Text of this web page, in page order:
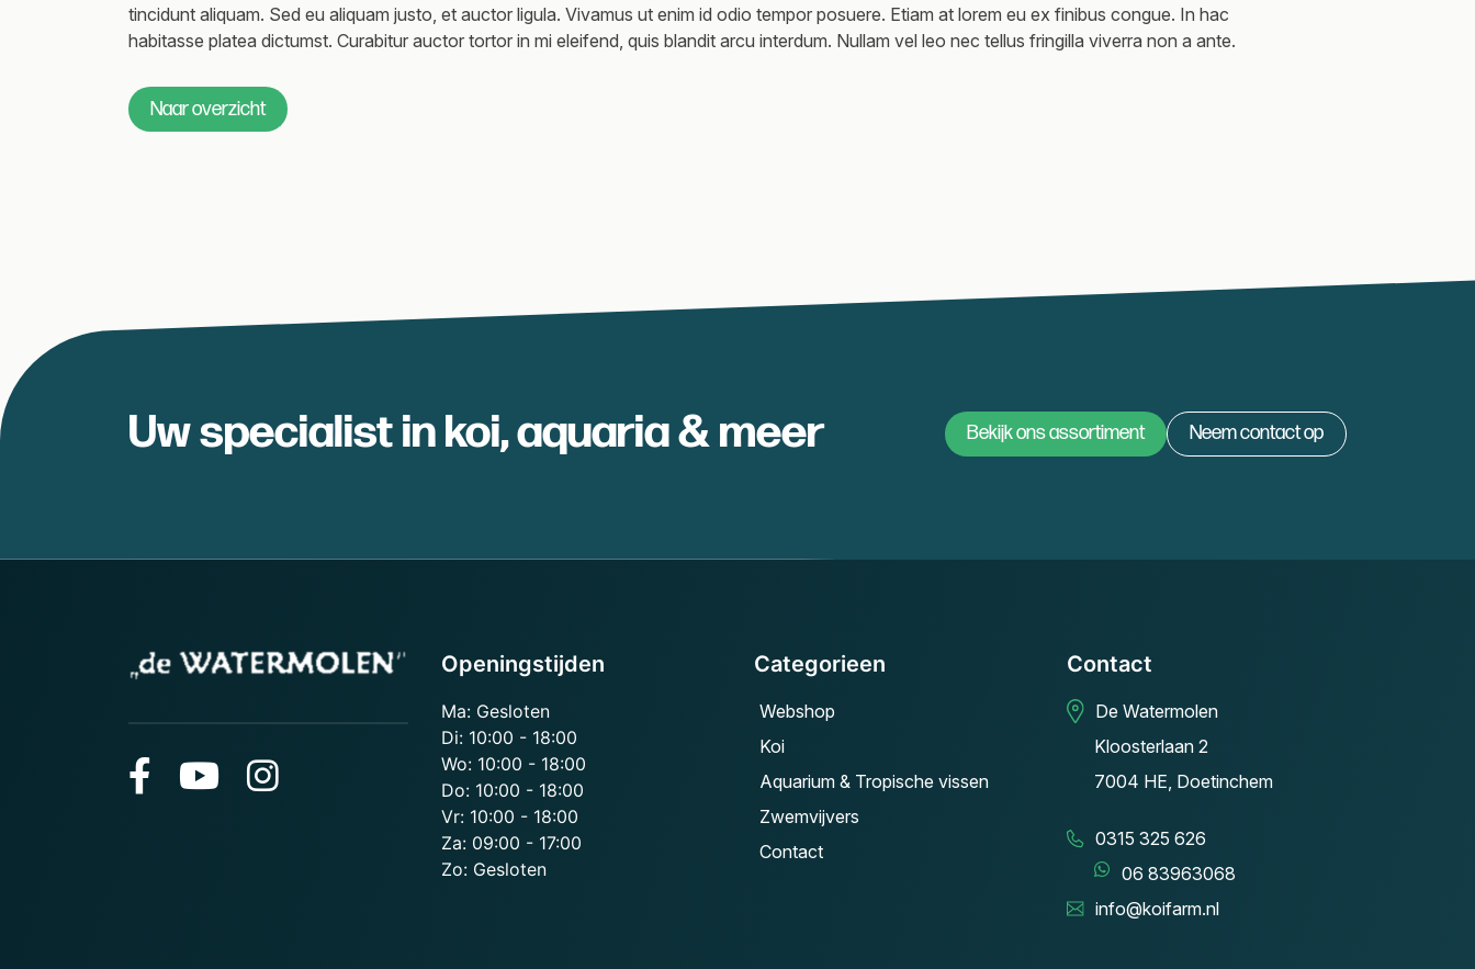
tincidunt aliquam. Sed eu aliquam justo, et auctor ligula. Vivamus ut enim id odio tempor posuere. Etiam at lorem eu ex finibus congue. In hac
habitasse platea dictumst. Curabitur auctor tortor in mi eleifend, quis blandit arcu interdum. Nullam vel leo nec tellus fringilla viverra non a ante.
Naar overzicht
Uw specialist in koi, aquaria & meer Bekijk ons assortiment Neem contact op
Openingstijden
Ma: Gesloten
Di: 10:00 - 18:00
Wo: 10:00 - 18:00
Do: 10:00 - 18:00
Vr: 10:00 - 18:00
Za: 09:00 - 17:00
Zo: Gesloten
Categorieen
Webshop
Koi
Aquarium & Tropische vissen
Zwemvijvers
Contact
Contact
De Watermolen
Kloosterlaan 2
7004 HE, Doetinchem
0315 325 626
06 83963068
info@koifarm.nl